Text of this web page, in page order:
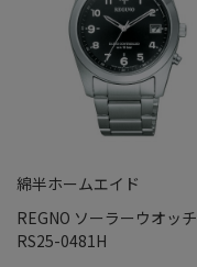
綿半ホームエイド
REGNO ソーラーウオッチ
RS25-0481H